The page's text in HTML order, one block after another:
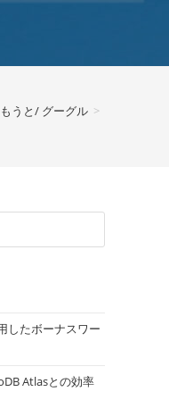
うと/ グーグル >
したボーナスワー
Atlasとの効率